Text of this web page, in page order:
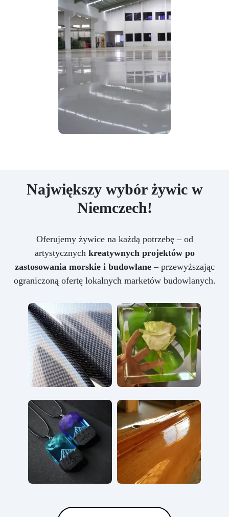
Największy wybór żywic w
Niemczech!
Oferujemy żywice na każdą potrzebę – od
artystycznych kreatywnych projektów po
zastosowania morskie i budowlane– przewyższając
ograniczoną ofertę lokalnych marketów budowlanych.